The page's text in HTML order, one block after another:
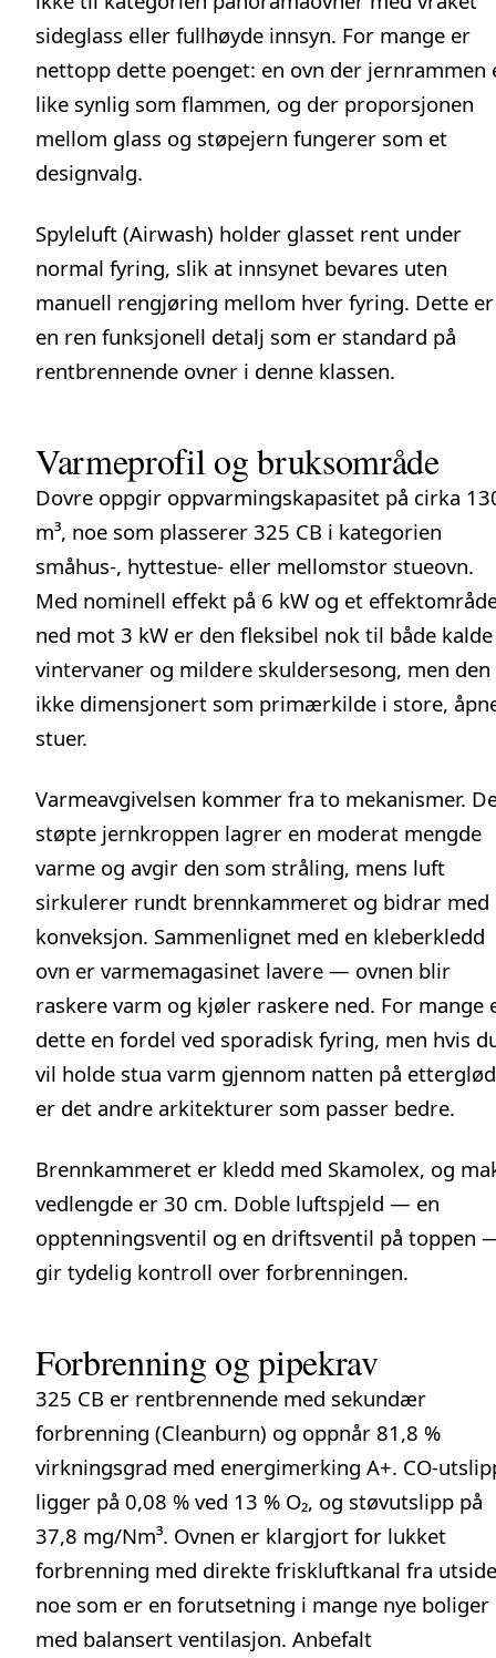
sideglass eller fullhøyde innsyn. For mange er
nettopp dette poenget: en ovn der jernrammen
like synlig som flammen, og der proporsjonen
mellom glass og støpejern fungerer som et
designvalg.
Spyleluft (Airwash) holder glasset rent under
normal fyring, slik at innsynet bevares uten
manuell rengjøring mellom hver fyring. Dette er
en ren funksjonell detalj som er standard på
rentbrennende ovner i denne klassen.
Varmeprofil og bruksområde
Dovre oppgir oppvarmingskapasitet på cirka
m³, noe som plasserer 325 CB i kategorien
småhus-, hyttestue- eller mellomstor stueovn.
Med nominell effekt på 6 kW og et
ned mot 3 kW er den fleksibel nok til både kalde
vintervaner og mildere skuldersesong, men den
ikke dimensjonert som primærkilde i store,
stuer.
Varmeavgivelsen kommer fra to mekanismer.
støpte jernkroppen lagrer en moderat mengde
varme og avgir den som stråling, mens luft
sirkulerer rundt brennkammeret og bidrar med
konveksjon. Sammenlignet med en kleberkledd
ovn er varmemagasinet lavere — ovnen blir
raskere varm og kjøler raskere ned. For mange
dette en fordel ved sporadisk fyring, men hvis
vil holde stua varm gjennom natten på
er det andre arkitekturer som passer bedre.
Brennkammeret er kledd med Skamolex, og
vedlengde er 30 cm. Doble luftspjeld — en
opptenningsventil og en driftsventil på toppen
gir tydelig kontroll over forbrenningen.
Forbrenning og pipekrav
325 CB er rentbrennende med sekundær
forbrenning (Cleanburn) og oppnår 81,8 %
virkningsgrad med energimerking A+. CO-
ligger på 0,08 % ved 13 % O₂, og støvutslipp på
37,8 mg/Nm³. Ovnen er klargjort for lukket
forbrenning med direkte friskluftkanal fra
noe som er en forutsetning i mange nye boliger
med balansert ventilasjon. Anbefalt